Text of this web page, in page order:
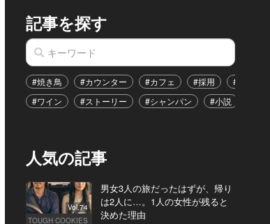
記事を探す
#焼き鳥 #カウンター #カフェ #採用
#恋愛
#ワイン
#ストーリー #シャンパン #小説
人気の記事
Vol.74
TOUGH COOKIES
男女3人の旅だったはずが、帰り
は2人に…。1人の女性が残ると
決めた理由